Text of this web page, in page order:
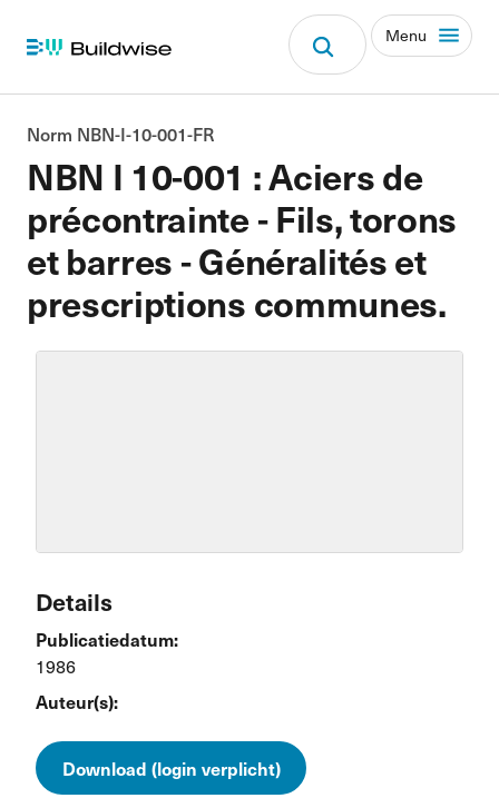
Menu
NBN I 10-001 : Aciers de
précontrainte - Fils, torons
et barres - Généralités et
prescriptions communes.
Norm NBN-I-10-001-FR
Details
Publicatiedatum:
1986
Auteur(s):
Download (login verplicht)